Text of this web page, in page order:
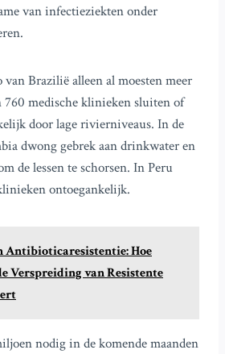
van infectieziekten onder
Brazilië alleen al moesten meer
760 medische klinieken sluiten of
door lage rivierniveaus. In de
dwong gebrek aan drinkwater en
de lessen te schorsen. In Peru
ontoegankelijk.
Antibioticaresistentie: Hoe
Verspreiding van Resistente
nodig in de komende maanden